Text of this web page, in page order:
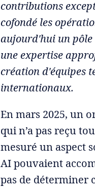
contributions
cofondé les
aujourd'hui un pôle
une expertise
création d'équipes
internationaux.
En mars 2025, un
qui n’a pas reçu
mesuré un aspect
AI pouvaient
pas de déterminer